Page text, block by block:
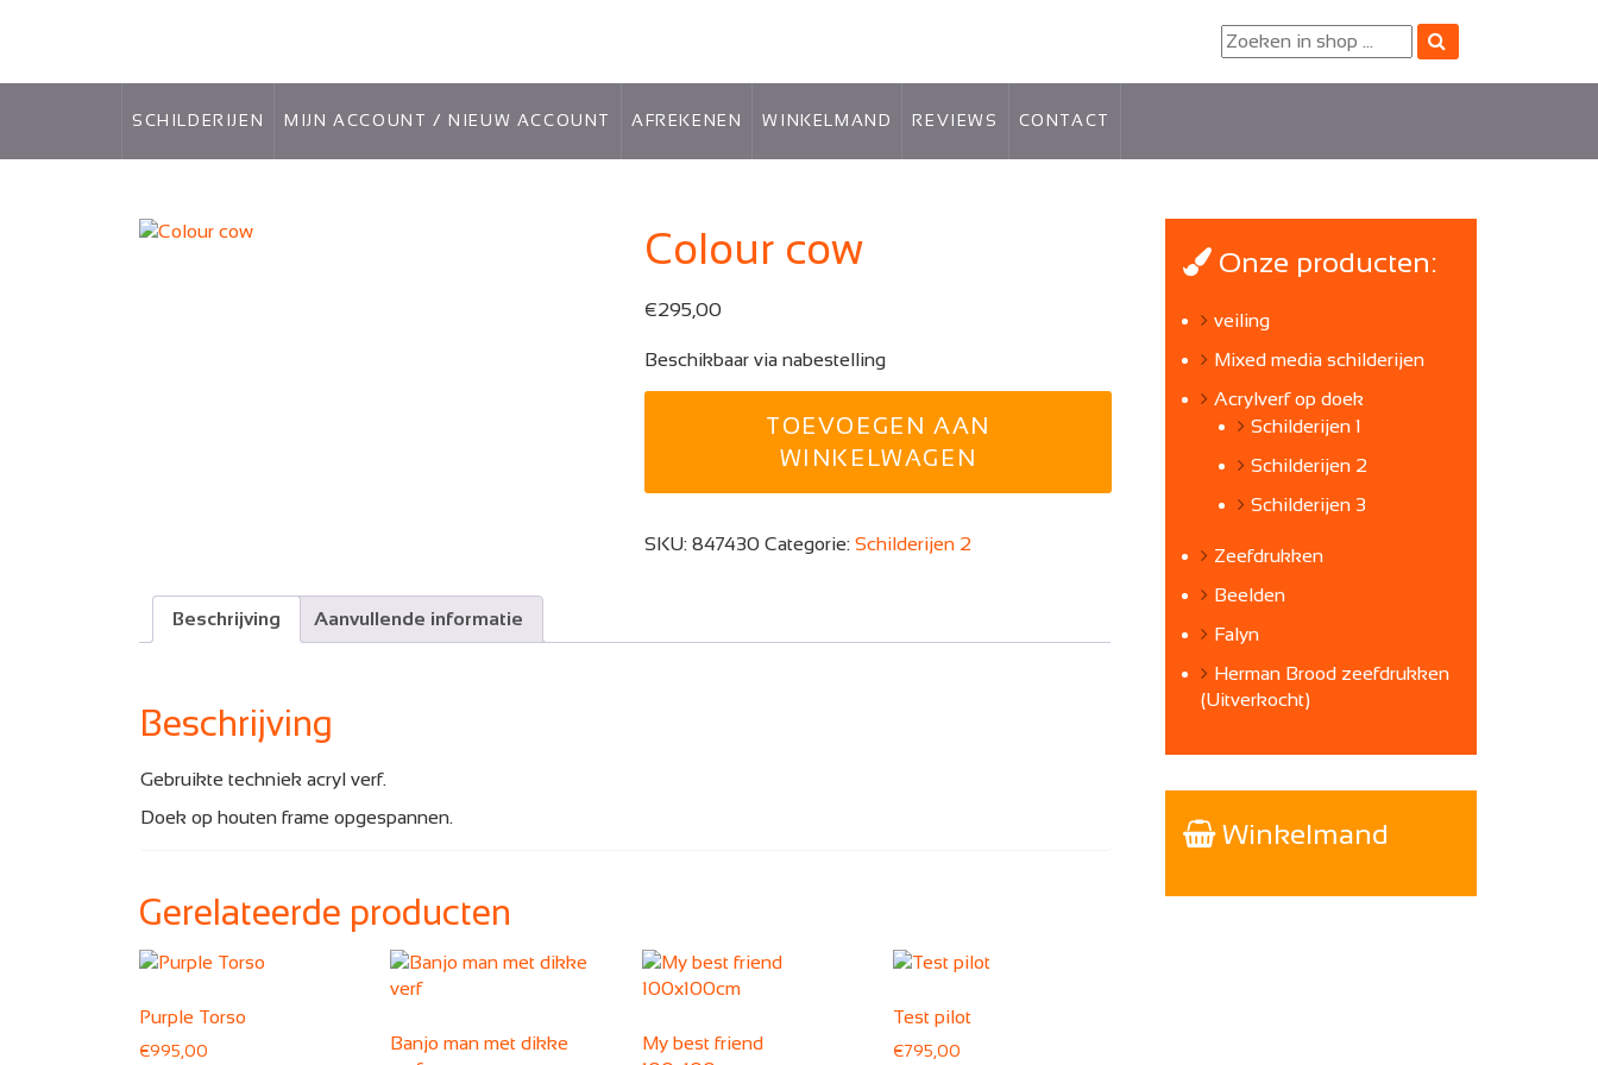
SCHILDERIJEN MIJN ACCOUNT / NIEUW ACCOUNT AFREKENEN WINKELMAND REVIEWS CONTACT
Colour cow
€295,00
Beschikbaar via nabestelling
TOEVOEGEN AAN
WINKELWAGEN
SKU:847430 Categorie:Schilderijen 2
Beschrijving Aanvullende informatie
Beschrijving
Gebruikte techniek acryl verf.
Doek op houten frame opgespannen.
Gerelateerde producten
Purple Torso
€995,00
Banjo man met dikke
My best friend
Test pilot
€795,00
Onze producten:
veiling
Mixed media schilderijen
Acrylverf op doek
Schilderijen 1
Schilderijen 2
Schilderijen 3
Zeefdrukken
Beelden
Falyn
Herman Brood zeefdrukken
(Uitverkocht)
Winkelmand